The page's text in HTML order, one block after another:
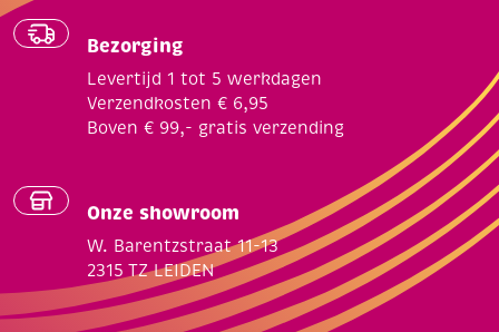
Bezorging
Levertijd 1 tot 5 werkdagen
Verzendkosten € 6,95
Boven € 99,- gratis verzending
Onze showroom
W. Barentzstraat 11-13
2315 TZ LEIDEN